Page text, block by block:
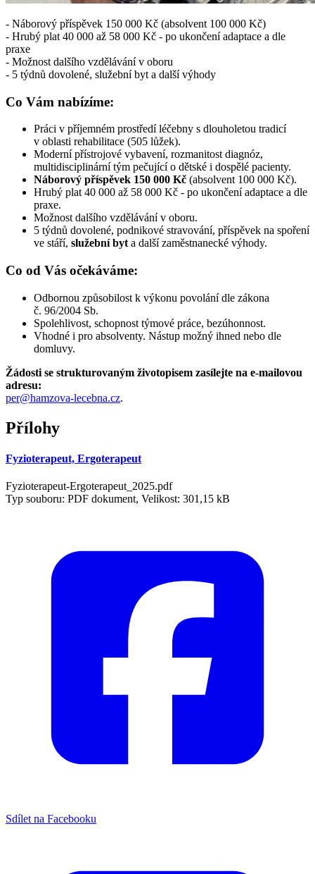
- Náborový příspěvek 150 000 Kč (absolvent 100 000 Kč)
- Hrubý plat 40 000 až 58 000 Kč - po ukončení adaptace a dle
praxe
- Možnost dalšího vzdělávání v oboru
- 5 týdnů dovolené, služební byt a další výhody
Co Vám nabízíme:
Práci v příjemném prostředí léčebny s dlouholetou tradicí
v oblasti rehabilitace (505 lůžek).
Moderní přístrojové vybavení, rozmanitost diagnóz,
multidisciplinární tým pečující o dětské i dospělé pacienty.
Náborový příspěvek 150 000 Kč (absolvent 100 000 Kč).
Hrubý plat 40 000 až 58 000 Kč - po ukončení adaptace a dle
praxe.
Možnost dalšího vzdělávání v oboru.
5 týdnů dovolené, podnikové stravování, příspěvek na spoření
ve stáří, služební byt a další zaměstnanecké výhody.
Co od Vás očekáváme:
Odbornou způsobilost k výkonu povolání dle zákona
č. 96/2004 Sb.
Spolehlivost, schopnost týmové práce, bezúhonnost.
Vhodné i pro absolventy. Nástup možný ihned nebo dle
domluvy.
Žádosti se strukturovaným životopisem zasílejte na e-mailovou
adresu:
per@hamzova-lecebna.cz.
Přílohy
Fyzioterapeut, Ergoterapeut
Fyzioterapeut-Ergoterapeut_2025.pdf
Typ souboru: PDF dokument, Velikost: 301,15 kB
Sdílet na Facebooku